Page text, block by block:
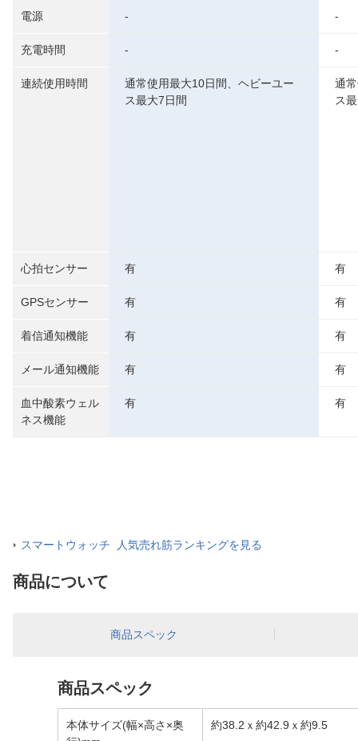
電源
充電時間
連続使用時間
心拍センサー
GPSセンサー
着信通知機能
メール通知機能
血中酸素ウェル
ネス機能
-
-
通常使用最大10日間、ヘビーユー
ス最大7日間
有
有
有
有
有
-
-
通
ス
有
有
有
有
有
スマートウォッチ 人気売れ筋ランキングを見る
商品について
商品スペック
商品スペック
本体サイズ(幅×高さ×奥
約38.2ｘ約42.9ｘ約9.5